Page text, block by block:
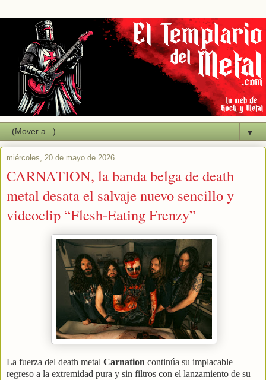
▼
miércoles, 20 de mayo de 2026
CARNATION, la banda belga de death
metal desata el salvaje nuevo sencillo y
videoclip “Flesh-Eating Frenzy”
La fuerza del death metal Carnation continúa su implacable
regreso a la extremidad pura y sin filtros con el lanzamiento de su